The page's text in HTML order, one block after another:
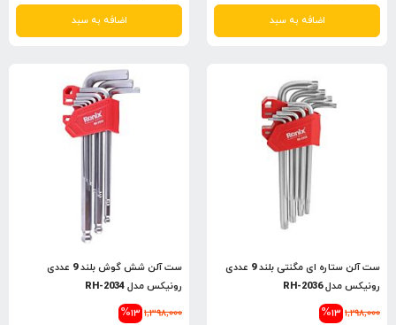
اضافه به سبد اضافه به سبد
ست آلن ستاره ای مگنتی بلند 9 عددی
رونیکس مدل RH-2036
%13 1,298,000
ست آلن شش گوش بلند 9 عددی
رونیکس مدل RH-2034
%13 1,398,000